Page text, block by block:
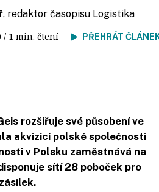
, redaktor časopisu Logistika
/ 1 min. čtení PŘEHRÁT
rozšiřuje své působení ve
akvizicí polské společnosti
v Polsku zaměstnává na
sítí 28 poboček pro